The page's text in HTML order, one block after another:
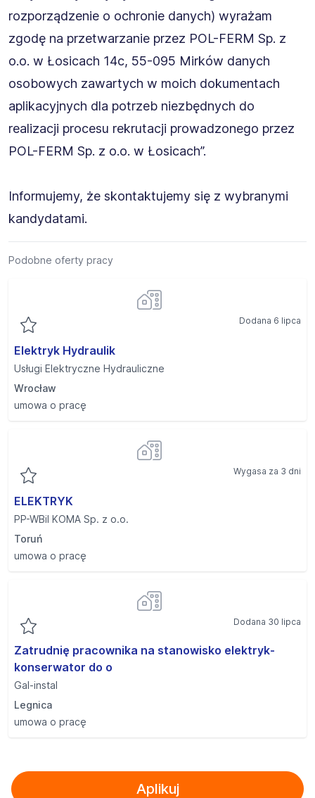
rozporządzenie o ochronie danych) wyrażam
zgodę na przetwarzanie przez POL-FERM Sp. z
o.o. w Łosicach 14c, 55-095 Mirków danych
osobowych zawartych w moich dokumentach
aplikacyjnych dla potrzeb niezbędnych do
realizacji procesu rekrutacji prowadzonego przez
POL-FERM Sp. z o.o. w Łosicach”.
Informujemy, że skontaktujemy się z wybranymi
kandydatami.
Podobne oferty pracy
Elektryk Hydraulik
Usługi Elektryczne Hydrauliczne
Wrocław
umowa o pracę
Dodana 6 lipca
ELEKTRYK
PP-WBiI KOMA Sp. z o.o.
Toruń
umowa o pracę
Wygasa za 3 dni
Zatrudnię pracownika na stanowisko elektryk-
konserwator do o
Gal-instal
Legnica
umowa o pracę
Dodana 30 lipca
Aplikuj